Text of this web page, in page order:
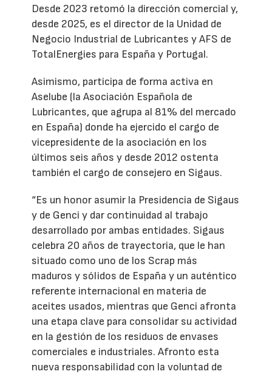
Desde 2023 retomó la dirección comercial y,
desde 2025, es el director de la Unidad de
Negocio Industrial de Lubricantes y AFS de
TotalEnergies para España y Portugal.
Asimismo, participa de forma activa en
Aselube (la Asociación Española de
Lubricantes, que agrupa al 81% del mercado
en España) donde ha ejercido el cargo de
vicepresidente de la asociación en los
últimos seis años y desde 2012 ostenta
también el cargo de consejero en Sigaus.
“Es un honor asumir la Presidencia de Sigaus
y de Genci y dar continuidad al trabajo
desarrollado por ambas entidades. Sigaus
celebra 20 años de trayectoria, que le han
situado como uno de los Scrap más
maduros y sólidos de España y un auténtico
referente internacional en materia de
aceites usados, mientras que Genci afronta
una etapa clave para consolidar su actividad
en la gestión de los residuos de envases
comerciales e industriales. Afronto esta
nueva responsabilidad con la voluntad de